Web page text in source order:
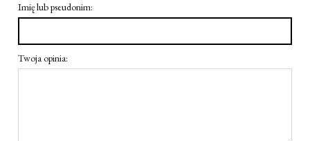
Imię lub pseudonim:
Twoja opinia: